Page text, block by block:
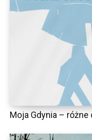
Moja Gdynia –